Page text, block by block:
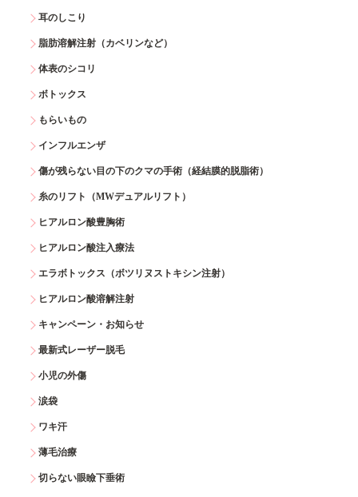
耳のしこり
脂肪溶解注射（カベリンなど）
体表のシコリ
ボトックス
もらいもの
インフルエンザ
傷が残らない目の下のクマの手術（経結膜的脱脂術）
糸のリフト（MWデュアルリフト）
ヒアルロン酸豊胸術
ヒアルロン酸注入療法
エラボトックス（ボツリヌストキシン注射）
ヒアルロン酸溶解注射
キャンペーン・お知らせ
最新式レーザー脱毛
小児の外傷
涙袋
ワキ汗
薄毛治療
切らない眼瞼下垂術